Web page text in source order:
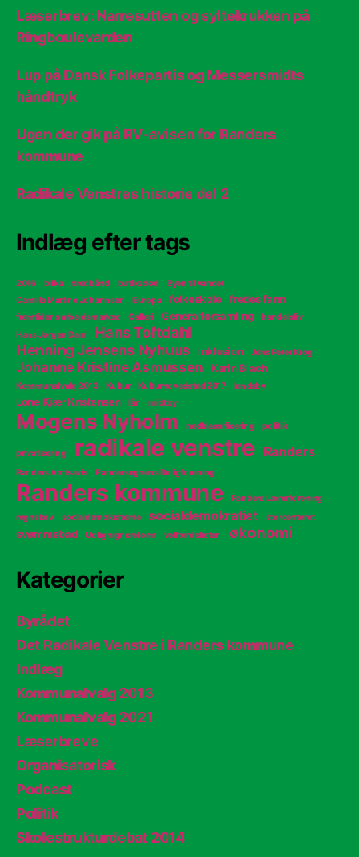
Læserbrev: Narresutten og syltekrukken på
Ringboulevarden
Lup på Dansk Folkepartis og Messersmidts
håndtryk
Ugen der gik på RV-avisen for Randers
kommune
Radikale Venstres historie del 2
Indlæg efter tags
2016 bilka bredbånd butiksdød
Byen til vandet
Camilla Martine Johannsen
Europa folkeskole fredes farm
fremtidens arbejdsmarked Galleri Generalforsamling
handelsliv
Hans Jørgen Dam
Hans Toftdahl
Henning Jensens Nyhuus
inklusion Jens Peter Krog
Johanne Kristine Asmussen Karin Blach
Kommunalvalg 2013 Kultur Kulturhovedstad 2017 landsby
Lone Kjær Kristensen lån midtby
Mogens Nyholm nedklassificering politik
privatisering radikale venstre Randers
Randers Amtsavis Randersegnens Boligforening
Randers kommune
Randers Lærerforening
regnskov
socialdemokraterne socialdemokratiet storcenteret
svømmebad Udlignignsreform velfærdslisten økonomi
Kategorier
Byrådet
Det Radikale Venstre i Randers kommune
Indlæg
Kommunalvalg 2013
Kommunalvalg 2021
Læserbreve
Organisatorisk
Podcast
Politik
Skolestrukturdebat 2014